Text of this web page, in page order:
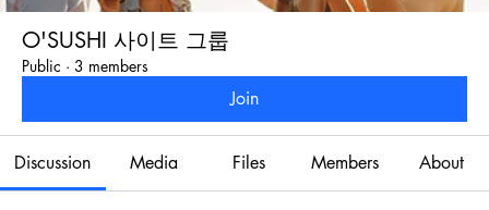
O'SUSHI 사이트 그룹
Public · 3 members
Join
Discussion Media Files Members About